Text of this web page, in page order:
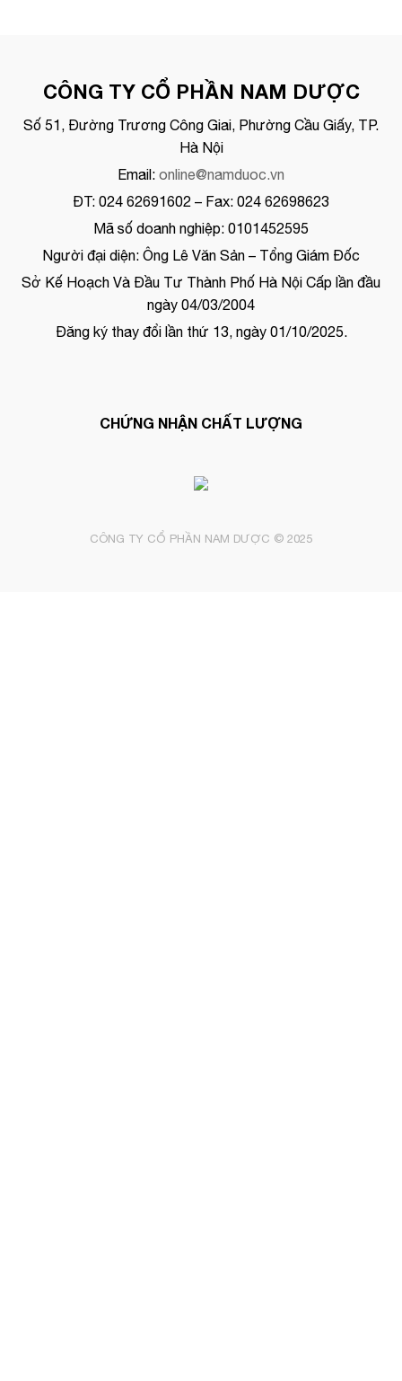
CÔNG TY CỔ PHẦN NAM DƯỢC
Số 51, Đường Trương Công Giai, Phường Cầu Giấy, TP.
Hà Nội
Email: online@namduoc.vn
ĐT: 024 62691602 – Fax: 024 62698623
Mã số doanh nghiệp: 0101452595
Người đại diện: Ông Lê Văn Sản – Tổng Giám Đốc
Sở Kế Hoạch Và Đầu Tư Thành Phố Hà Nội Cấp lần đầu
ngày 04/03/2004
Đăng ký thay đổi lần thứ 13, ngày 01/10/2025.
CHỨNG NHẬN CHẤT LƯỢNG
CÔNG TY CỔ PHẦN NAM DƯỢC © 2025